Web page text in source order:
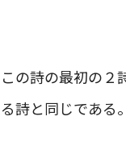
この詩の最初の２
る詩と同じである。